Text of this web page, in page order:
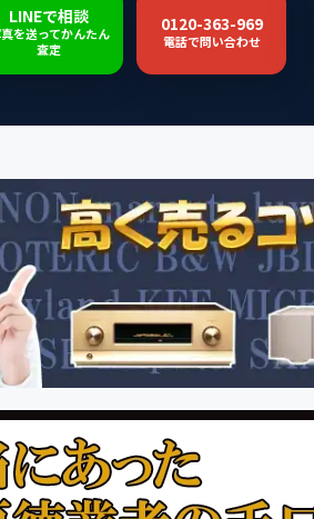
LINEで相談
を送ってかんたん
査定
0120-363-969
電話で問い合わせ